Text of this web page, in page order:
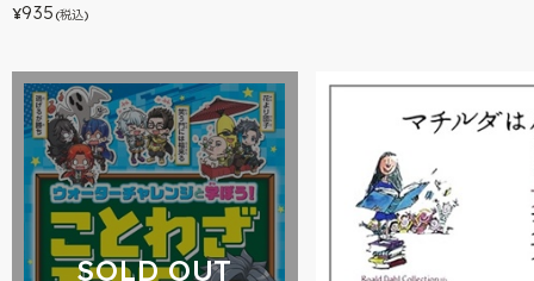
¥935 (税込)
SOLD OUT